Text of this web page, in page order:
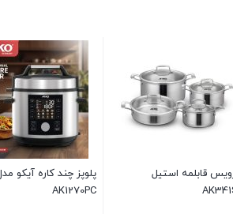
قابلمه استیل
پلوپز چند کاره آیکو
AK1270PC